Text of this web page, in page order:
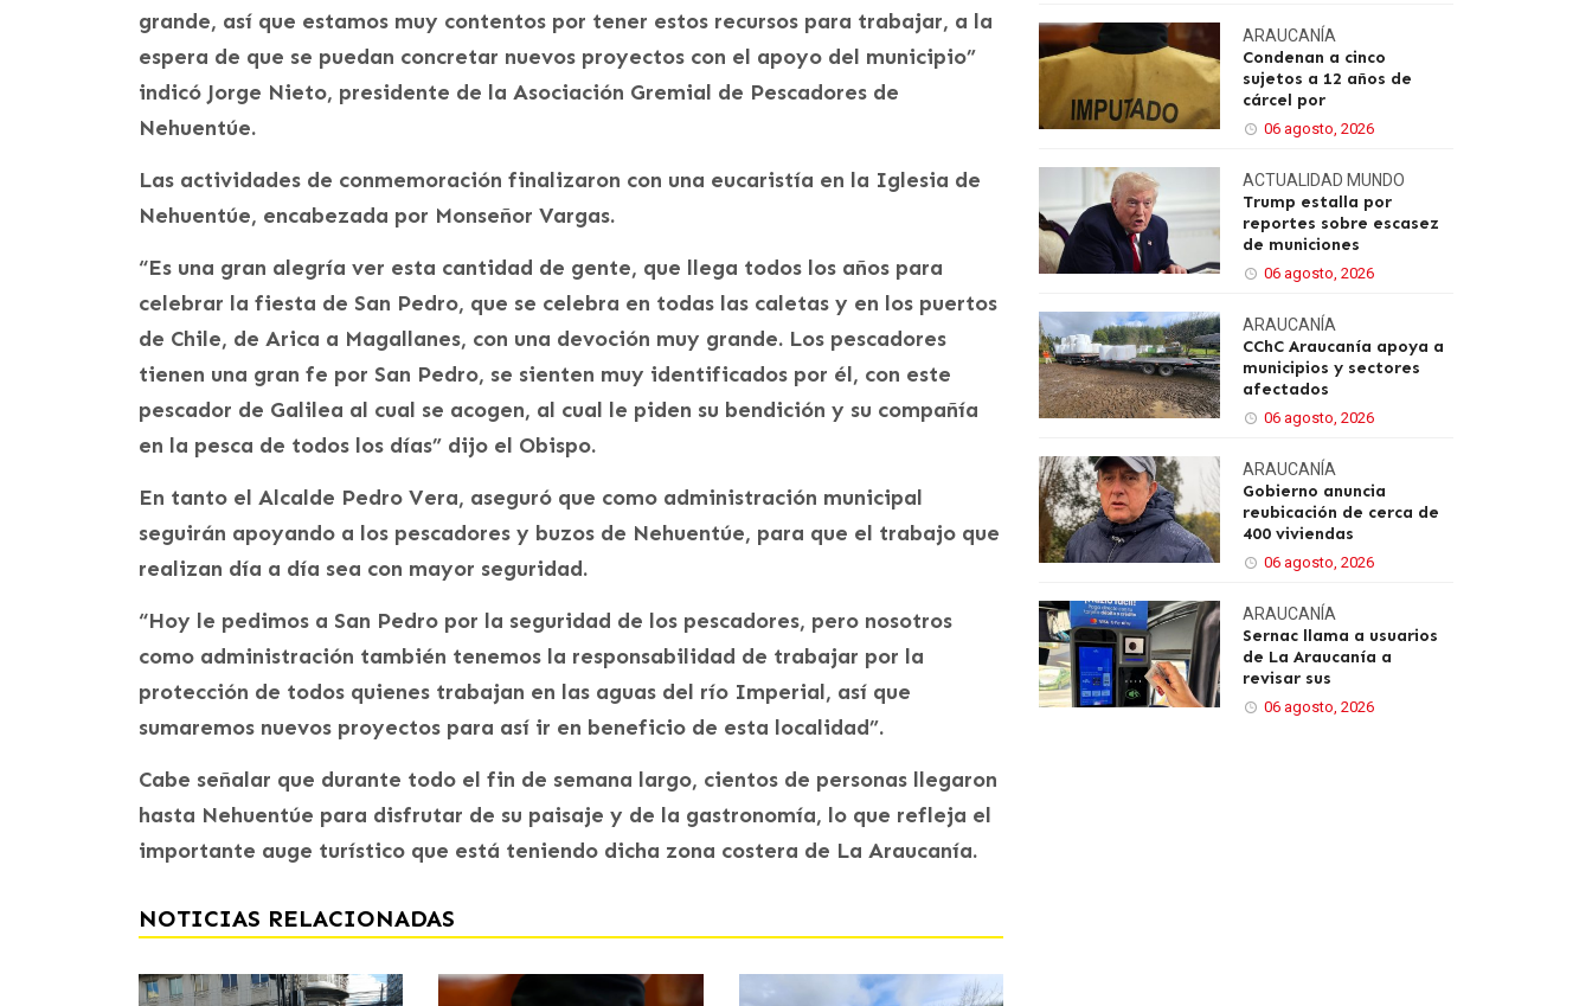
grande, así que estamos muy contentos por tener estos recursos para trabajar, a la
espera de que se puedan concretar nuevos proyectos con el apoyo del municipio”
indicó Jorge Nieto, presidente de la Asociación Gremial de Pescadores de
Nehuentúe.
Las actividades de conmemoración finalizaron con una eucaristía en la Iglesia de
Nehuentúe, encabezada por Monseñor Vargas.
“Es una gran alegría ver esta cantidad de gente, que llega todos los años para
celebrar la fiesta de San Pedro, que se celebra en todas las caletas y en los puertos
de Chile, de Arica a Magallanes, con una devoción muy grande. Los pescadores
tienen una gran fe por San Pedro, se sienten muy identificados por él, con este
pescador de Galilea al cual se acogen, al cual le piden su bendición y su compañía
en la pesca de todos los días” dijo el Obispo.
En tanto el Alcalde Pedro Vera, aseguró que como administración municipal
seguirán apoyando a los pescadores y buzos de Nehuentúe, para que el trabajo que
realizan día a día sea con mayor seguridad.
“Hoy le pedimos a San Pedro por la seguridad de los pescadores, pero nosotros
como administración también tenemos la responsabilidad de trabajar por la
protección de todos quienes trabajan en las aguas del río Imperial, así que
sumaremos nuevos proyectos para así ir en beneficio de esta localidad”.
Cabe señalar que durante todo el fin de semana largo, cientos de personas llegaron
hasta Nehuentúe para disfrutar de su paisaje y de la gastronomía, lo que refleja el
importante auge turístico que está teniendo dicha zona costera de La Araucanía.
NOTICIAS RELACIONADAS
ARAUCANÍA
Condenan a cinco
sujetos a 12 años de
cárcel por
06 agosto, 2026
ACTUALIDAD MUNDO
Trump estalla por
reportes sobre escasez
de municiones
06 agosto, 2026
ARAUCANÍA
CChC Araucanía apoya a
municipios y sectores
afectados
06 agosto, 2026
ARAUCANÍA
Gobierno anuncia
reubicación de cerca de
400 viviendas
06 agosto, 2026
ARAUCANÍA
Sernac llama a usuarios
de La Araucanía a
revisar sus
06 agosto, 2026